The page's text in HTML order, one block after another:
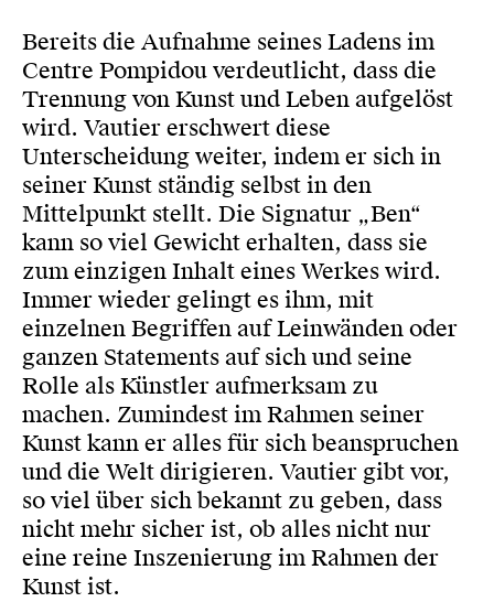
Bereits die Aufnahme seines Ladens im
Centre Pompidou verdeutlicht, dass die
Trennung von Kunst und Leben aufgelöst
wird. Vautier erschwert diese
Unterscheidung weiter, indem er sich in
seiner Kunst ständig selbst in den
Mittelpunkt stellt. Die Signatur „Ben“
kann so viel Gewicht erhalten, dass sie
zum einzigen Inhalt eines Werkes wird.
Immer wieder gelingt es ihm, mit
einzelnen Begriffen auf Leinwänden oder
ganzen Statements auf sich und seine
Rolle als Künstler aufmerksam zu
machen. Zumindest im Rahmen seiner
Kunst kann er alles für sich beanspruchen
und die Welt dirigieren. Vautier gibt vor,
so viel über sich bekannt zu geben, dass
nicht mehr sicher ist, ob alles nicht nur
eine reine Inszenierung im Rahmen der
Kunst ist.